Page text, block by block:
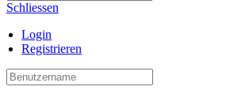
Schliessen
Login
Registrieren